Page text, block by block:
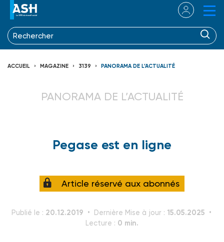
ACCUEIL MAGAZINE 3139 PANORAMA DE L’ACTUALITÉ
PANORAMA DE L’ACTUALITÉ
Pegase est en ligne
Article réservé aux abonnés
Publié le : 20.12.2019 Dernière Mise à jour : 15.05.2025
Lecture : 0 min.